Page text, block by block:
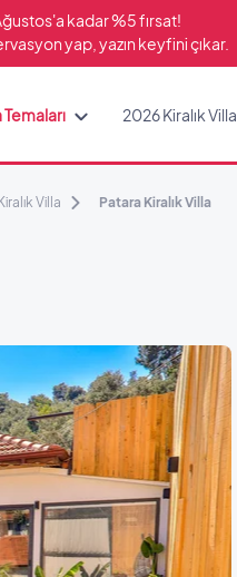
kadar %5 fırsat!
yap, yazın keyfini çıkar.
Temaları 2026 Kiralık Villa
Villa Patara Kiralık Villa